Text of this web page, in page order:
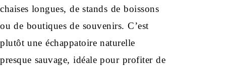
chaises longues, de stands de boissons
ou de boutiques de souvenirs. C’est
plutôt une échappatoire naturelle
presque sauvage, idéale pour profiter de